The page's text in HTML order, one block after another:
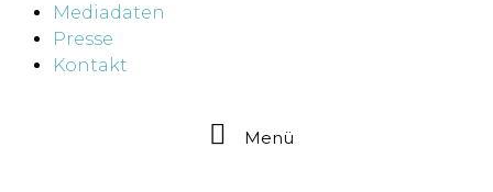
Mediadaten
Presse
Kontakt
Menü